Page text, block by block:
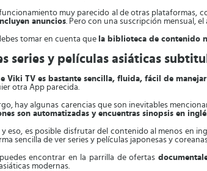
funcionamiento muy parecido al de otras plataformas,
anuncios. Pero con una suscripción mensual,
tomar en cuenta que la biblioteca de contenido
series y películas asiáticas
Viki TV es bastante sencilla, fluida, fácil de
otra App parecida.
hay algunas carencias que son inevitables
son automatizadas y encuentras sinopsis en
eso, es posible disfrutar del contenido al menos en
sencilla de ver series y películas japonesas y
puedes encontrar en la parrilla de ofertas
modernas.